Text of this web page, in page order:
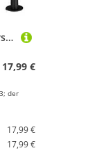
Relaxdays Basketballkorb fürs Zimmer, im Set mit Ball und Luftpumpe, Backboard zum an die Tür hängen, ohne Bohren, mehrfarbig
17,99 €
der
17,99 €
17,99 €